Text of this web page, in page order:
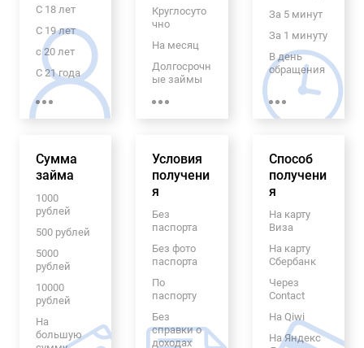
С 18 лет
С 19 лет
с 20 лет
С 21 года
Пенсионер
ам
Узбекистан
а
Для
граждан
граждан
Таджикист
ана
Для
иностранн
ых граждан
Круглосуто
чно
На месяц
Долгосрочн
ые займы
На 6
С
ым
платежом
На 5
месяцев
На 4
месяца
На 2
месяца
За 5 минут
За 1 минуту
В день
обращения
Экспресс
займ
Сумма
займа
1000
рублей
500 рублей
5000
рублей
10000
рублей
На
большую
Условия
получени
я
Без
паспорта
Без фото
паспорта
По
паспорту
Без
справки о
доходах
Способ
получени
я
На карту
Виза
На карту
Сбербанк
Через
Contact
На Qiwi
На Яндекс